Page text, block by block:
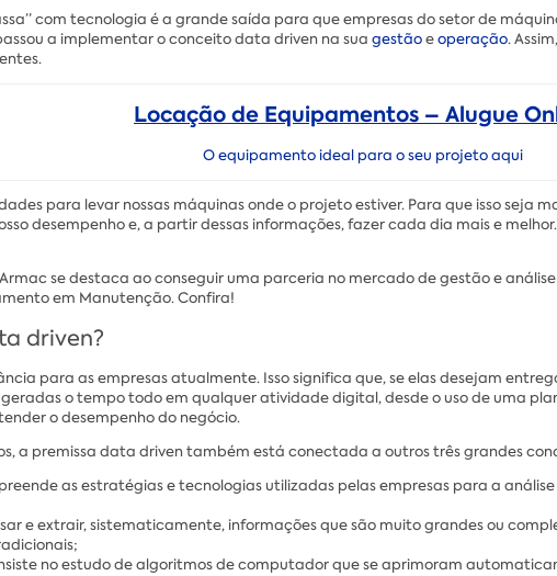
com tecnologia é a grande saída para que empresas do setor de
a implementar o conceito data driven na sua gestãoeoperação.
Locação de Equipamentos – Alugue
O equipamento ideal para o seu projeto aqui
para levar nossas máquinas onde o projeto estiver. Para que isso seja
desempenho e, a partir dessas informações, fazer cada dia mais e
se destaca ao conseguir uma parceria no mercado de gestão e
em Manutenção. Confira!
driven?
para as empresas atualmente. Isso significa que, se elas desejam
geradas o tempo todo em qualquer atividade digital, desde o uso de uma
o desempenho do negócio.
a premissa data driven também está conectada a outros três grandes
as estratégias e tecnologias utilizadas pelas empresas para a
e extrair, sistematicamente, informações que são muito grandes ou
no estudo de algoritmos de computador que se aprimoram